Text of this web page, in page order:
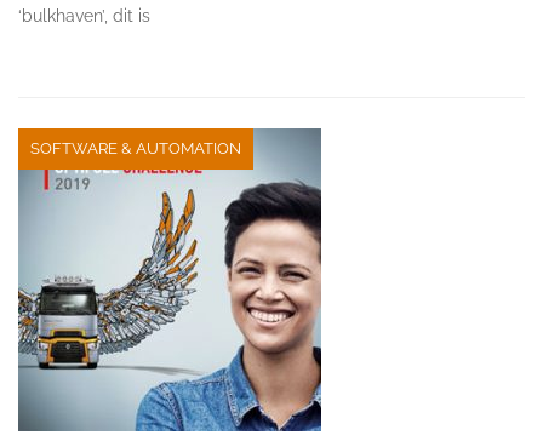
‘bulkhaven’, dit is
SOFTWARE & AUTOMATION